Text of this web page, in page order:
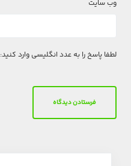
وب‌ سایت
لطفا پاسخ را به عدد انگلیسی وارد کنید: